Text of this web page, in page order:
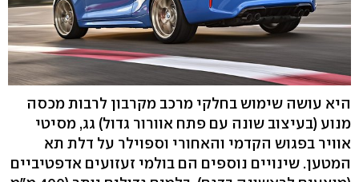
היא עושה שימוש בחלקי מרכב מקרבון לרבות מכסה
מנוע (בעיצוב שונה עם פתח אוורור גדול) גג, מסיטי
אוויר בפגוש הקדמי והאחורי וספוילר על דלת תא
המטען. שינויים נוספים הם בולמי זעזועים אדפטיביים